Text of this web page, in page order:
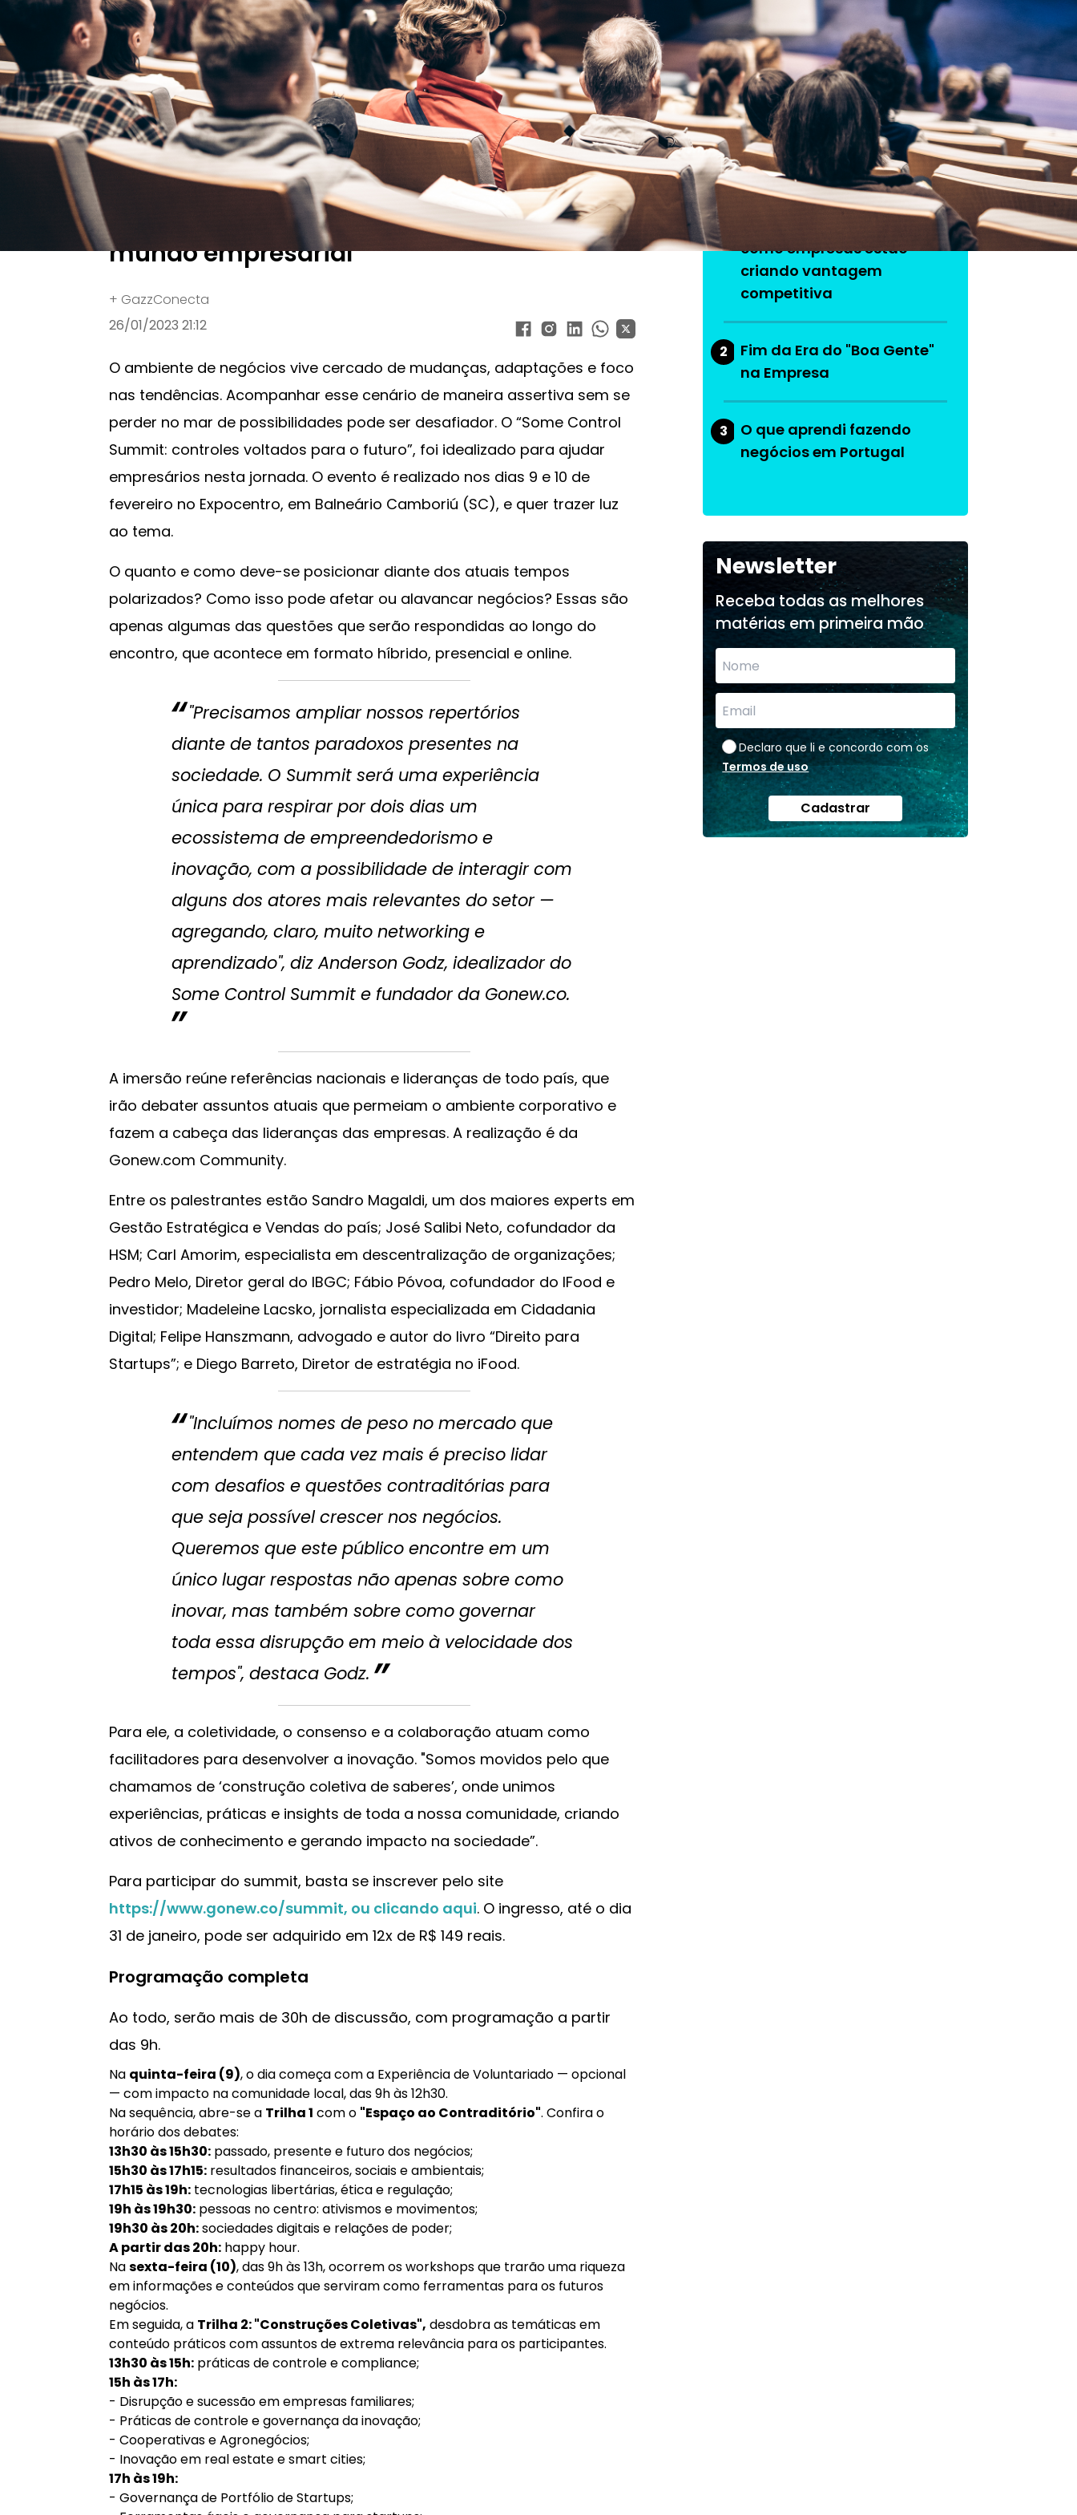
O Some Control Summit é realizado em Balneário Camboriú, nos dias 9 e 10 de fevereiro.
Patrocinado Some Control Summit
Em formato híbrido, evento em SC coloca
em debate passado, presente e futuro do
mundo empresarial
+ GazzConecta
26/01/2023 21:12
O ambiente de negócios vive cercado de mudanças, adaptações e foco
nas tendências. Acompanhar esse cenário de maneira assertiva sem se
perder no mar de possibilidades pode ser desafiador. O “Some Control
Summit: controles voltados para o futuro”, foi idealizado para ajudar
empresários nesta jornada. O evento é realizado nos dias 9 e 10 de
fevereiro no Expocentro, em Balneário Camboriú (SC), e quer trazer luz
ao tema.
O quanto e como deve-se posicionar diante dos atuais tempos
polarizados? Como isso pode afetar ou alavancar negócios? Essas são
apenas algumas das questões que serão respondidas ao longo do
encontro, que acontece em formato híbrido, presencial e online.
"Precisamos ampliar nossos repertórios
diante de tantos paradoxos presentes na
sociedade. O Summit será uma experiência
única para respirar por dois dias um
ecossistema de empreendedorismo e
inovação, com a possibilidade de interagir com
alguns dos atores mais relevantes do setor —
agregando, claro, muitonetworkinge
aprendizado", diz Anderson Godz, idealizador do
Some Control Summit e fundador da Gonew.co.
A imersão reúne referências nacionais e lideranças de todo país, que
irão debater assuntos atuais que permeiam o ambiente corporativo e
fazem a cabeça das lideranças das empresas. A realização é da
Gonew.com Community.
Entre os palestrantes estão Sandro Magaldi, um dos maiores experts em
Gestão Estratégica e Vendas do país; José Salibi Neto, cofundador da
HSM; Carl Amorim, especialista em descentralização de organizações;
Pedro Melo, Diretor geral do IBGC; Fábio Póvoa, cofundador do IFood e
investidor; Madeleine Lacsko, jornalista especializada em Cidadania
Digital; Felipe Hanszmann, advogado e autor do livro “Direito para
Startups”; e Diego Barreto, Diretor de estratégia no iFood.
"Incluímos nomes de peso no mercado que
entendem que cada vez mais é preciso lidar
com desafios e questões contraditórias para
que seja possível crescer nos negócios.
Queremos que este público encontre em um
único lugar respostas não apenas sobre como
inovar, mas também sobre como governar
toda essa disrupção em meio à velocidade dos
tempos", destaca Godz.
Para ele, a coletividade, o consenso e a colaboração atuam como
facilitadores para desenvolver a inovação. "Somos movidos pelo que
chamamos de ‘construção coletiva de saberes’, onde unimos
experiências, práticas e insights de toda a nossa comunidade, criando
ativos de conhecimento e gerando impacto na sociedade”.
Para participar do summit, basta se inscrever pelo site
https://www.gonew.co/summit, ou clicando aqui. O ingresso, até o dia
31 de janeiro, pode ser adquirido em 12x de R$ 149 reais.
Programação completa
Ao todo, serão mais de 30h de discussão, com programação a partir
das 9h.
Na quinta-feira (9), o dia começa com a Experiência de Voluntariado — opcional
— com impacto na comunidade local, das 9h às 12h30.
Na sequência, abre-se a Trilha 1 com o "Espaço ao Contraditório". Confira o
horário dos debates:
13h30 às 15h30: passado, presente e futuro dos negócios;
15h30 às 17h15: resultados financeiros, sociais e ambientais;
17h15 às 19h: tecnologias libertárias, ética e regulação;
19h às 19h30: pessoas no centro: ativismos e movimentos;
19h30 às 20h:sociedades digitais e relações de poder;
A partir das 20h: happy hour.
Nasexta-feira (10), das 9h às 13h, ocorrem os workshops que trarão uma riqueza
em informações e conteúdos que serviram como ferramentas para os futuros
negócios.
Em seguida, a Trilha 2: "Construções Coletivas", desdobra as temáticas em
conteúdo práticos com assuntos de extrema relevância para os participantes.
13h30 às 15h: práticas de controle e compliance;
15h às 17h:
- Disrupção e sucessão em empresas familiares;
- Práticas de controle e governança da inovação;
- Cooperativas e Agronegócios;
- Inovação em real estate e smart cities;
17h às 19h:
- Governança de Portfólio de Startups;
As mais lidas da
semana
Do produto ao ecossistema:
como empresas estão
criando vantagem
competitiva
2
Fim da Era do "Boa Gente"
na Empresa
3
O que aprendi fazendo
negócios em Portugal
Newsletter
Receba todas as melhores
matérias em primeira mão
Declaro que li e concordo com os
Termos de uso
Cadastrar